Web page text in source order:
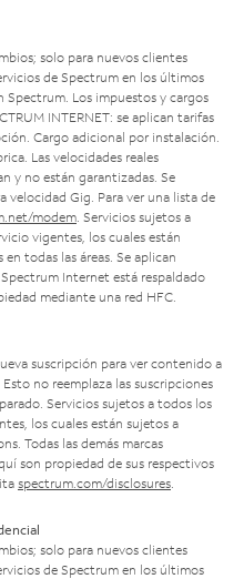
solo para nuevos clientes
de Spectrum en los últimos
Spectrum. Los impuestos y cargos
INTERNET: se aplican tarifas
Cargo adicional por instalación.
Las velocidades reales
y no están garantizadas. Se
velocidad Gig. Para ver una lista de
modem . Servicios sujetos a
vigentes, los cuales están
todas las áreas. Se aplican
Internet está respaldado
mediante una red HFC.
suscripción para ver contenido a
no reemplaza las suscripciones
Servicios sujetos a todos los
los cuales están sujetos a
Todas las demás marcas
son propiedad de sus respectivos
spectrum.com/disclosures
solo para nuevos clientes
de Spectrum en los últimos